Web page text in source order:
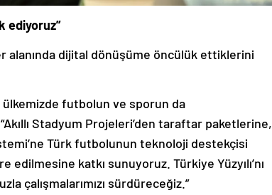
ediyoruz”
alanında dijital dönüşüme öncülük ettiklerini
ülkemizde futbolun ve sporun da
Stadyum Projeleri’den taraftar paketlerine,
Türk futbolunun teknoloji destekçisi
katkı sunuyoruz. Türkiye Yüzyılı’nı
çalışmalarımızı sürdüreceğiz.”